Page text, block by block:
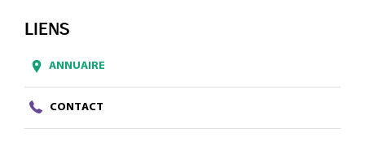
LIENS
ANNUAIRE
CONTACT